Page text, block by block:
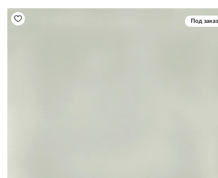
Под заказ